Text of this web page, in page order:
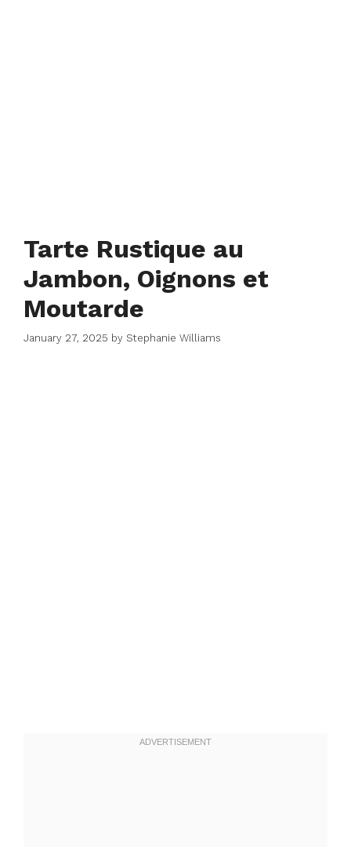
Tarte Rustique au
Jambon, Oignons et
Moutarde
January 27, 2025 by Stephanie Williams